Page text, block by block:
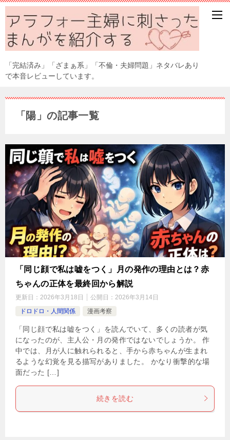
「完結済み」「ざまぁ系」「不倫・夫婦問題」ネタバレあり
で本音レビューしています。
「陽」の記事一覧
「同じ顔で私は嘘をつく」月の発作の理由とは？赤
ちゃんの正体を最終回から解説
更新日： 2026年3月18日 公開日： 2026年3月14日
ドロドロ・人間関係
漫画考察
「同じ顔で私は嘘をつく」を読んでいて、多くの読者が気
になったのが、主人公・月の発作ではないでしょうか。 作
中では、月が人に触れられると、手から赤ちゃんが生まれ
るような幻覚を見る描写がありました。 かなり衝撃的な場
面だった […]
続きを読む